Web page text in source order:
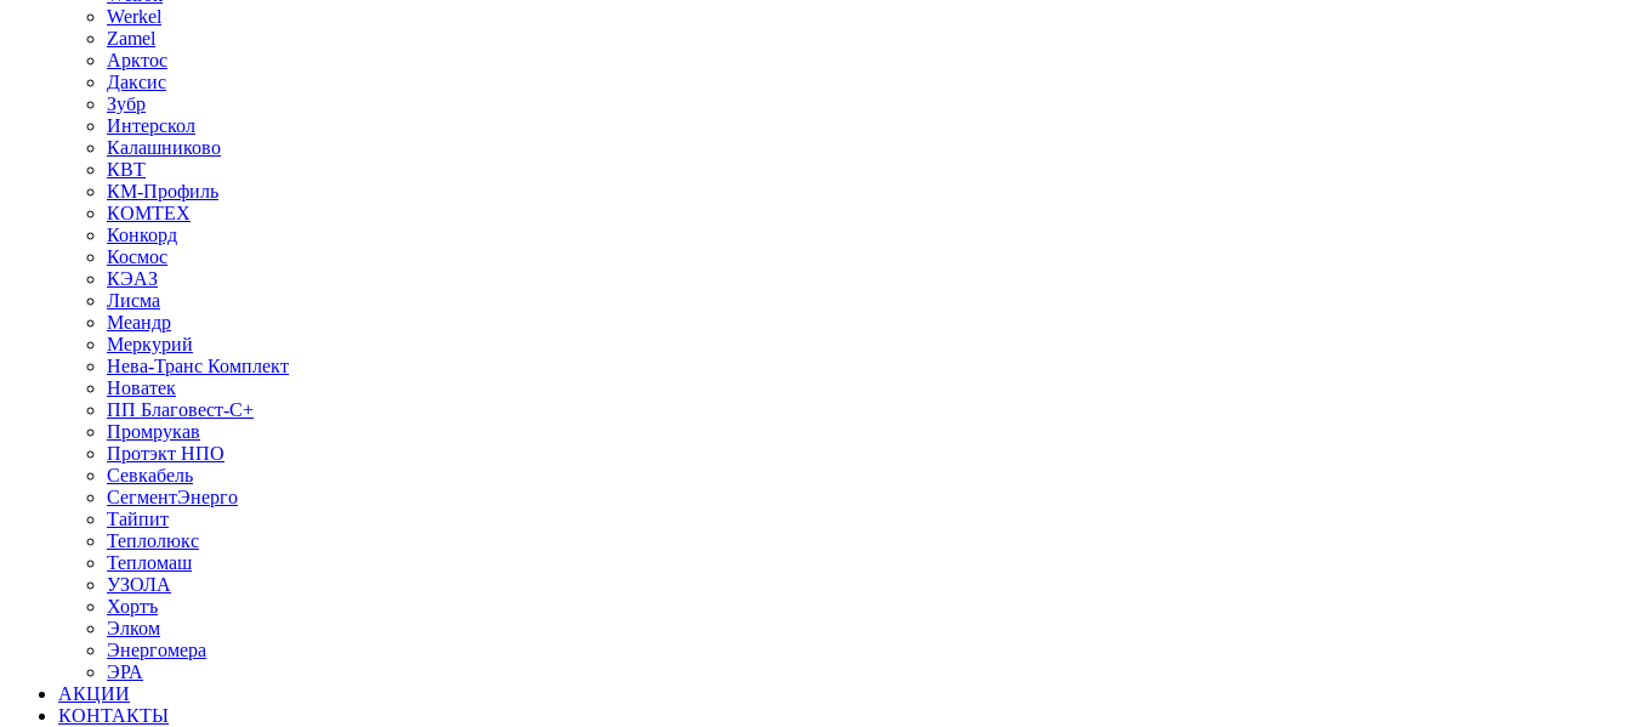
Werkel
Zamel
Арктос
Даксис
Зубр
Интерскол
Калашниково
КВТ
КМ-Профиль
КОМТЕХ
Конкорд
Космос
КЭАЗ
Лисма
Меандр
Меркурий
Нева-Транс Комплект
Новатек
ПП Благовест-С+
Промрукав
Протэкт НПО
Севкабель
СегментЭнерго
Тайпит
Теплолюкс
Тепломаш
УЗОЛА
Хортъ
Элком
Энергомера
ЭРА
АКЦИИ
КОНТАКТЫ